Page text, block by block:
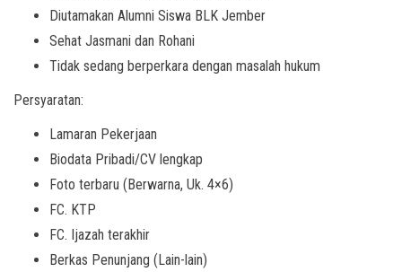
Diutamakan Alumni Siswa BLK Jember
Sehat Jasmani dan Rohani
Tidak sedang berperkara dengan masalah hukum
Persyaratan:
Lamaran Pekerjaan
Biodata Pribadi/CV lengkap
Foto terbaru (Berwarna, Uk. 4×6)
FC. KTP
FC. Ijazah terakhir
Berkas Penunjang (Lain-lain)